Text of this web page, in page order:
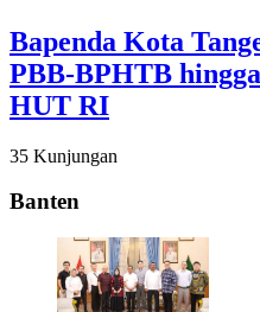
Bapenda Kota
PBB-BPHTB
HUT RI
35 Kunjungan
Banten